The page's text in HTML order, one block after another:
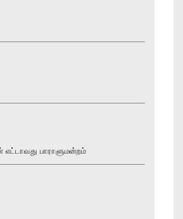
பாராளுமன்றம்